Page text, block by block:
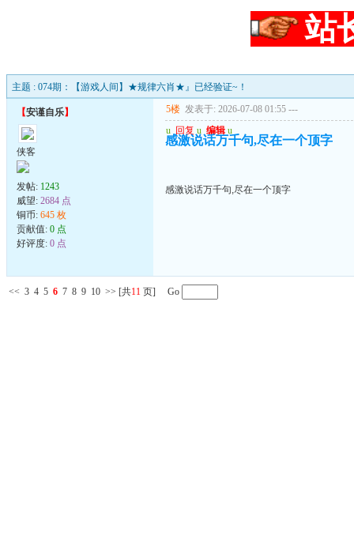
站
主题 : 074期：【游戏人间】★规律六肖★』已经验证~！
【安谨自乐】
侠客
发帖: 1243
威望: 2684 点
铜币: 645 枚
贡献值: 0 点
好评度: 0 点
5楼 发表于: 2026-07-08 01:55 ---
u 回复 u 编辑 u
感激说话万千句,尽在一个顶字
感激说话万千句,尽在一个顶字
<< 3 4 5 6 7 8 9 10 >> [共11 页] Go